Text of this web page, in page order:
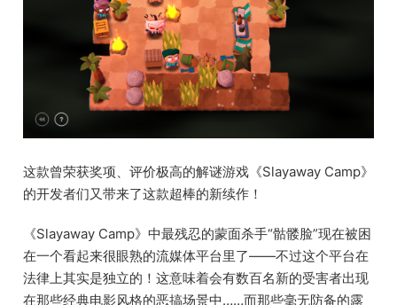
这款曾荣获奖项、评价极高的解谜游戏《Slayaway Camp》
的开发者们又带来了这款超棒的新续作！
《Slayaway Camp》中最残忍的蒙面杀手“骷髅脸”现在被困
在一个看起来很眼熟的流媒体平台里了——不过这个平台在
法律上其实是独立的！这意味着会有数百名新的受害者出现
在那些经典电影风格的恶搞场景中……而那些毫无防备的露